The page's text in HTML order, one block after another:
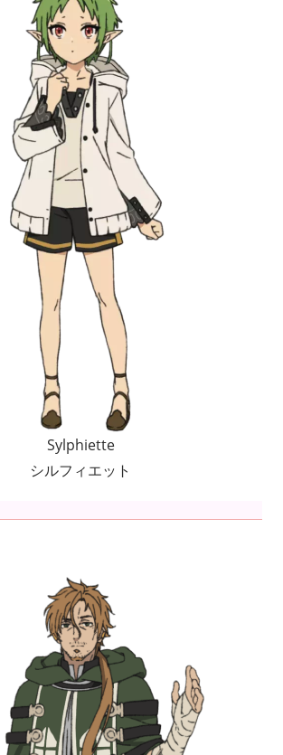
Sylphiette
シルフィエット